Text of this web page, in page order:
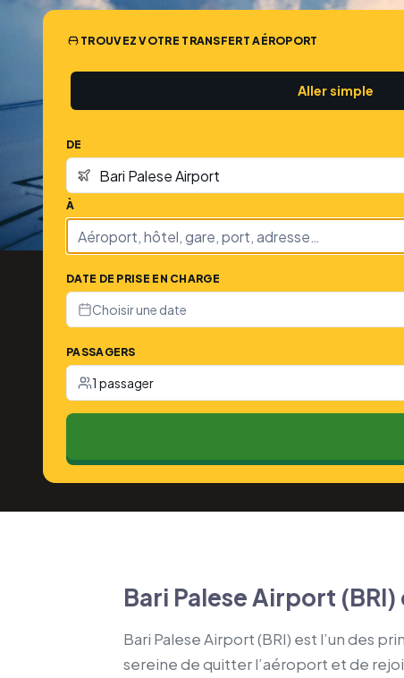
TROUVEZ VOTRE TRANSFERT AÉROPORT
Aller simple
DE
À
DATE DE PRISE EN CHARGE
Choisir une date
PASSAGERS
1 passager
Bari Palese Airport
Bari Palese Airport (BRI) est l’un des
sereine de quitter l’aéroport et de